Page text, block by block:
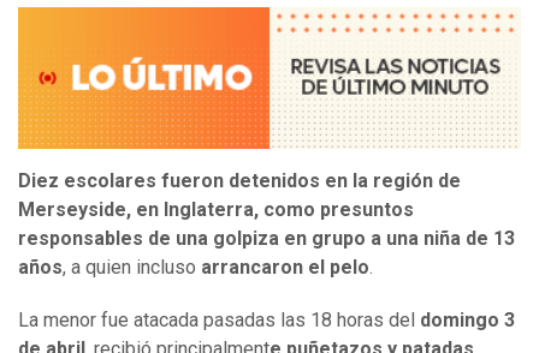
Diez escolares fueron detenidos en la región de
Merseyside, en Inglaterra, como presuntos
responsables de una golpiza en grupo a una niña de 13
años, a quien incluso arrancaron el pelo.
La menor fue atacada pasadas las 18 horas del domingo 3